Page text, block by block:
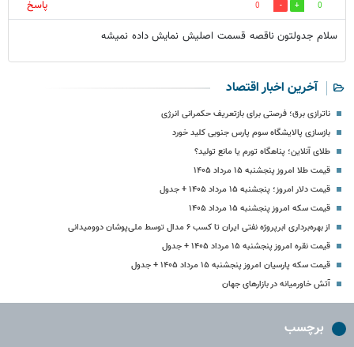
0
0
پاسخ
سلام جدولتون ناقصه قسمت اصلیش نمایش داده نمیشه
آخرین اخبار اقتصاد
ناترازی برق؛ فرصتی برای بازتعریف حکمرانی انرژی
بازسازی پالایشگاه سوم پارس جنوبی کلید خورد
طلای آنلاین؛ پناهگاه تورم یا مانع تولید؟
قیمت طلا امروز پنجشنبه ۱۵ مرداد ۱۴۰۵
قیمت دلار امروز؛ پنجشنبه ۱۵ مرداد ۱۴۰۵ + جدول
قیمت سکه امروز پنجشنبه ۱۵ مرداد ۱۴۰۵
از بهره‌برداری ابرپروژه نفتی ایران تا کسب ۶ مدال توسط ملی‌پوشان دوومیدانی
قیمت نقره امروز پنجشنبه ۱۵ مرداد ۱۴۰۵ + جدول
قیمت سکه پارسیان امروز پنجشنبه ۱۵ مرداد ۱۴۰۵ + جدول
آتش خاورمیانه در بازارهای جهان
برچسب